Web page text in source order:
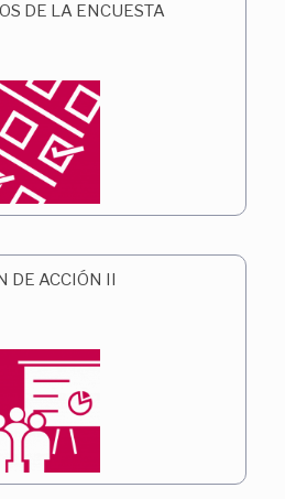
DE LA ENCUESTA
DE ACCIÓN II